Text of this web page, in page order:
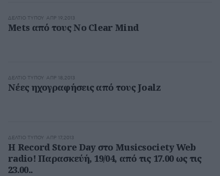
ΔΕΛΤΊΟ ΤΎΠΟΥ ΑΠΡ 19,2013
Mets από τους No Clear Mind
ΔΕΛΤΊΟ ΤΎΠΟΥ ΑΠΡ 18,2013
Νέες ηχογραφήσεις από τους Joalz
ΔΕΛΤΊΟ ΤΎΠΟΥ ΑΠΡ 17,2013
H Record Store Day στο Musicsociety Web
radio! Παρασκεύή, 19/04, από τις 17.00 ως τις
23.00..